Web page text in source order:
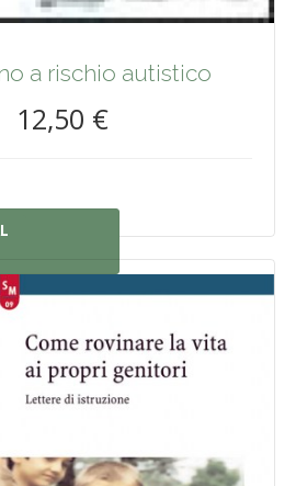
a rischio autistico
12,50 €